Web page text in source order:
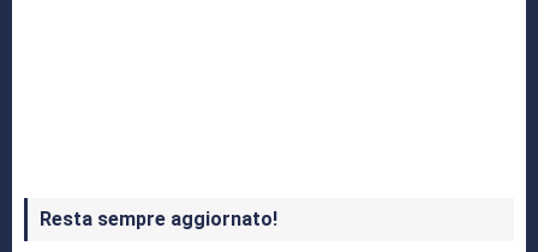
Resta sempre aggiornato!